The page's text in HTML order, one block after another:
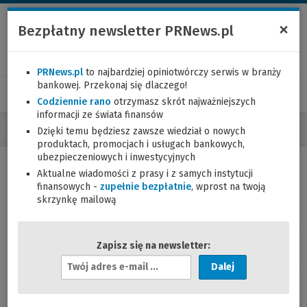
Pochwal się, że solidnie oddajesz długi innym
bankom
×
Bezpłatny newsletter PRNews.pl
PRNews.pl to najbardziej opiniotwórczy serwis w branży
bankowej. Przekonaj się dlaczego!
Codziennie rano otrzymasz skrót najważniejszych
informacji ze świata finansów
Dzięki temu będziesz zawsze wiedział o nowych
produktach, promocjach i usługach bankowych,
ubezpieczeniowych i inwestycyjnych
Aktualne wiadomości z prasy i z samych instytucji
finansowych - zupełnie bezpłatnie, wprost na twoją
skrzynkę mailową
Zapisz się na newsletter: